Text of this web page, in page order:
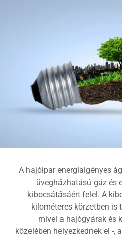
A hajóipar energiaigényes
üvegházhatású gáz és
kibocsátásáért felel. A
kilométeres körzetben is
mivel a hajógyárak és
közelében helyezkednek el -,